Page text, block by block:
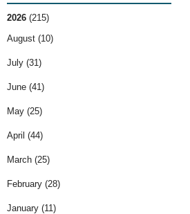
2026 (215)
August (10)
July (31)
June (41)
May (25)
April (44)
March (25)
February (28)
January (11)